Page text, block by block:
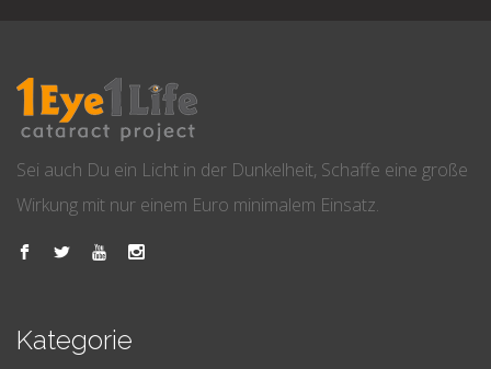
Sei auch Du ein Licht in der Dunkelheit, Schaffe eine große
Wirkung mit nur einem Euro minimalem Einsatz.
Kategorie